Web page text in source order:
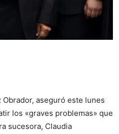
aseguró este lunes
los «graves problemas» que
sucesora, Claudia